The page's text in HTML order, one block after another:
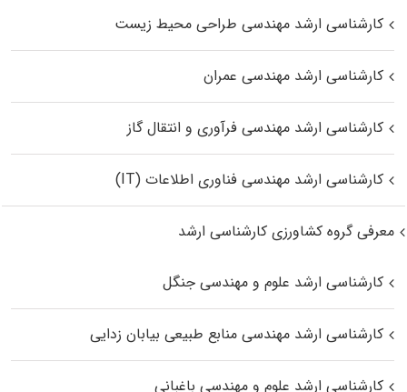
کارشناسی ارشد مهندسی طراحی محیط زیست
کارشناسی ارشد مهندسی عمران
کارشناسی ارشد مهندسی فرآوری و انتقال گاز
کارشناسی ارشد مهندسی فناوری اطلاعات (IT)
معرفی گروه کشاورزی کارشناسی ارشد
کارشناسی ارشد علوم و مهندسی جنگل
کارشناسی ارشد مهندسی منابع طبیعی بیابان زدایی
کارشناسی ارشد علوم و مهندسی باغبانی